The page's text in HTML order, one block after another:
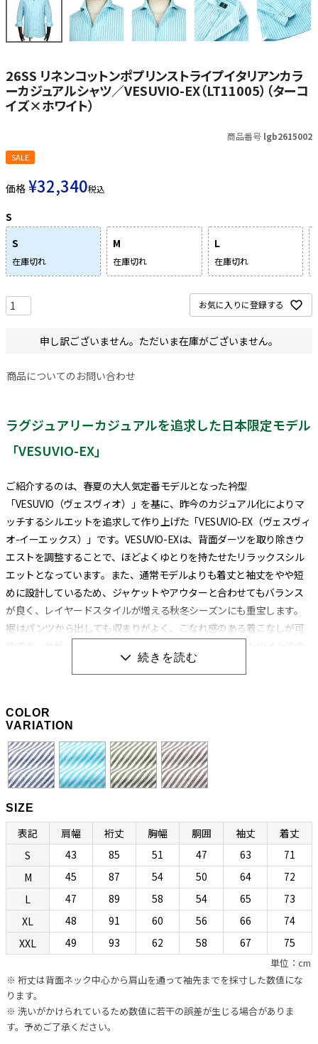
26SS リネンコットンポプリンストライプイタリアンカラ
ーカジュアルシャツ／VESUVIO-EX（LT11005）（ターコ
イズ×ホワイト）
商品番号 lgb2615002
SALE
価格 ¥32,340税込
S
S
在庫切れ
M
在庫切れ
L
在庫切れ
お気に入りに登録する
申し訳ございません。ただいま在庫がございません。
商品についてのお問い合わせ
ラグジュアリーカジュアルを追求した日本限定モデル
「VESUVIO-EX」
ご紹介するのは、春夏の大人気定番モデルとなった衿型
「VESUVIO（ヴェスヴィオ）」を基に、昨今のカジュアル化によりマ
ッチするシルエットを追求して作り上げた「VESUVIO-EX（ヴェスヴィ
オ-イーエックス）」です。VESUVIO-EXは、背面ダーツを取り除きウ
エストを調整することで、ほどよくゆとりを持たせたリラックスシル
エットとなっています。また、通常モデルよりも着丈と袖丈をやや短
めに設計しているため、ジャケットやアウターと合わせてもバランス
が良く、レイヤードスタイルが増える秋冬シーズンにも重宝します。
裾はパンツから出しても収まりがよく、こなれ感のある着こなしが可
着こなしにも対応しています。
カラーとは、衿と前立ての裏部分がオープンカラーのように縫い目の
ない、衿が一枚の生地で出来ている衿型のことです。別名ワンピース
カラーとも呼びます。もともとは南イタリアで生まれたリゾートシャ
ツですが、エレガントで開放感のある佇まいから、今ではノーネクタ
イ専用シャツとして広く親しまれています。
衿型の特徴としては、イタリアンカラーにしては珍しいホリゾンタル
カラーになっていて、第一ボタンを外すと衿羽根が後方へ流れて美し
く色気のある表情が生み出されます。（前立て上部を含む）衿全体に
上等なフラシ芯を使用することで自然なふくらみを与え、ナポリシャ
ツらしい独特な色気を生み出しているところにボレッリらしさが光り
ます。第一ボタンを外して着るのがセオリーですが、前台襟風のデザ
インになっているのでタイドアップも可能です。ときにはセクシー
に、ときにはきちんと着られる、イタリアンカラーとホリゾンタルカ
“動きやすさ”と“美しさ”と“リラックス感”を合わせ
持つ現代版リラックスボディ
COLOR
VARIATION
SIZE
表記 肩幅 裄丈 胸幅 胴囲 袖丈
着丈
S
43 85 51 47 63
71
M
45 87 54 50 64
72
L
47 89 58 54 65
73
XL
48 91 60 56 66
74
XXL
49 93 62 58 67 75
単位：cm
※ 裄丈は背面ネック中心から肩山を通って袖先までを採寸した数値にな
ります。
※ 洗いがかけられているため数値に若干の誤差が生じる場合がありま
す。予めご了承ください。